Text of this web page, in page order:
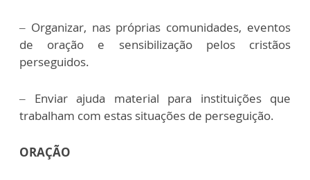
– Organizar, nas próprias comunidades, eventos
de oração e sensibilização pelos cristãos
perseguidos.
– Enviar ajuda material para instituições que
trabalham com estas situações de perseguição.
ORAÇÃO